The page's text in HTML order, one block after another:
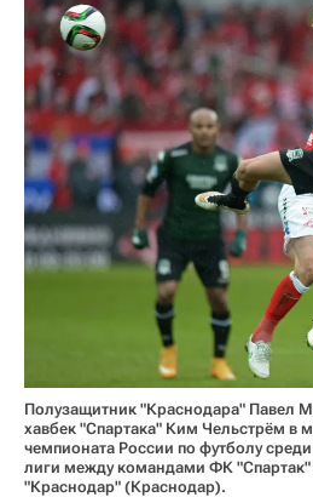
Полузащитник "Краснодара" Павел
хавбек "Спартака" Ким Чельстрём в
чемпионата России по футболу
лиги между командами ФК
"Краснодар" (Краснодар).